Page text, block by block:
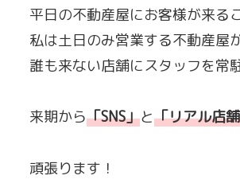
平日の不動産屋にお客様が来る
私は土日のみ営業する不動産屋
誰も来ない店舗にスタッフを常
来期から「SNS」と「リアル店舗
頑張ります！